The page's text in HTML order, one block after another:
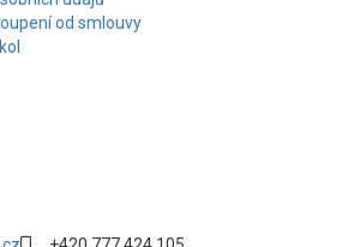
od smlouvy